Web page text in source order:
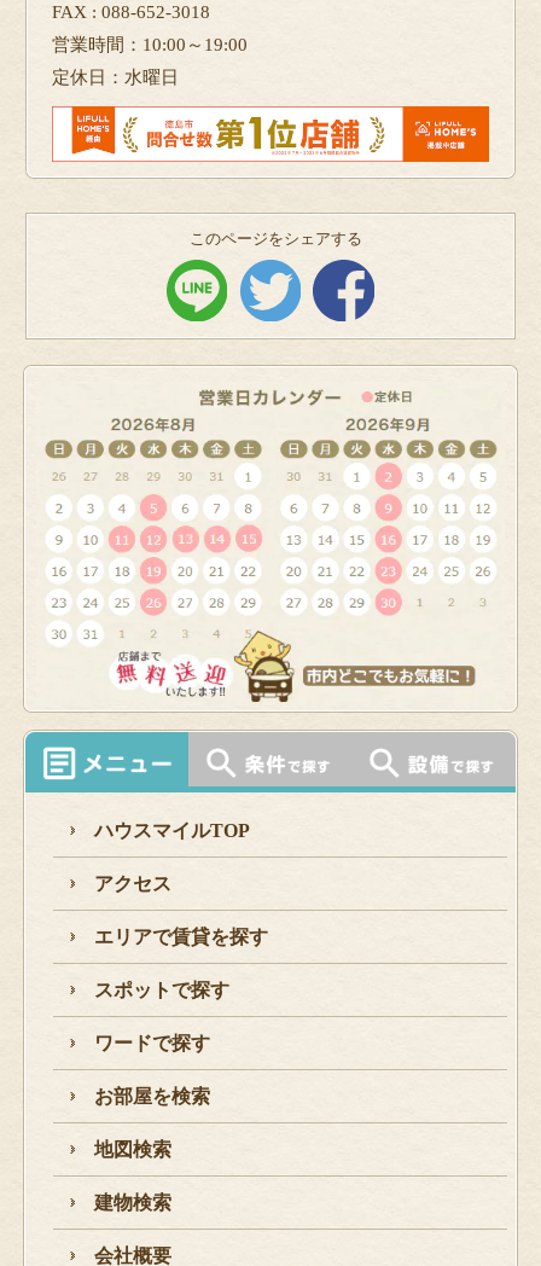
FAX : 088-652-3018
営業時間：10:00～19:00
定休日：水曜日
このページをシェアする
ハウスマイルTOP
アクセス
エリアで賃貸を探す
スポットで探す
ワードで探す
お部屋を検索
地図検索
建物検索
会社概要